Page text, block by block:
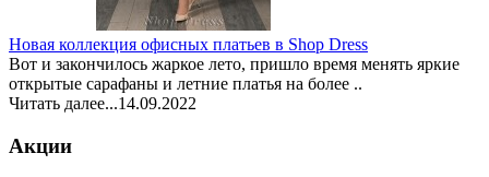
Новая коллекция офисных платьев в Shop Dress
Вот и закончилось жаркое лето, пришло время менять яркие
открытые сарафаны и летние платья на более ..
Читать далее...14.09.2022
Акции